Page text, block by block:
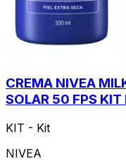
CREMA NIVEA
SOLAR 50 FPS KIT
KIT - Kit
NIVEA